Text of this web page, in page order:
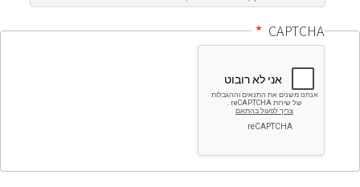
CAPTCHA